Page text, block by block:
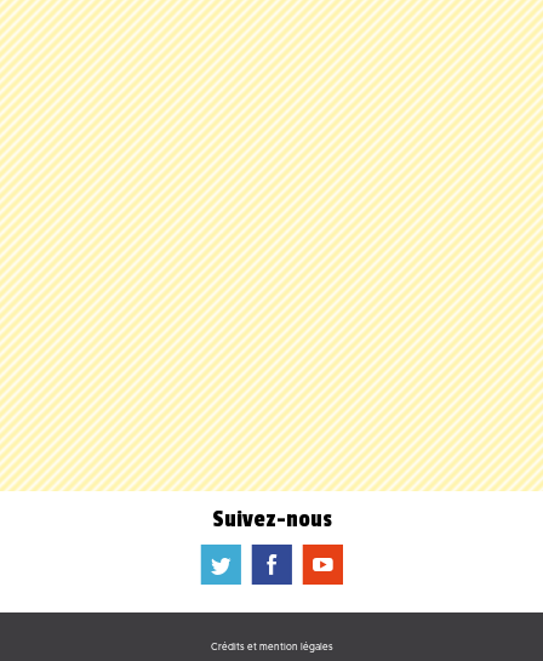
Suivez-nous
a b f
Crédits et mention légales